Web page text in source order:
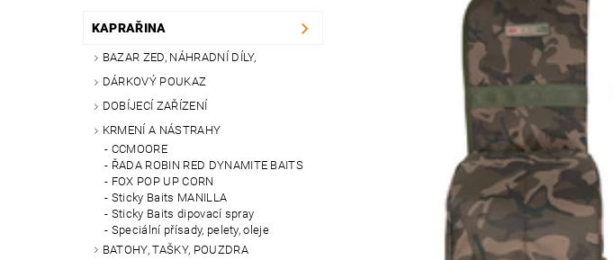
KAPRAŘINA
BAZAR ZED, NÁHRADNÍ DÍLY,
DÁRKOVÝ POUKAZ
DOBÍJECÍ ZAŘÍZENÍ
KRMENÍ A NÁSTRAHY
CCMOORE
ŘADA ROBIN RED DYNAMITE BAITS
FOX POP UP CORN
Sticky Baits MANILLA
Sticky Baits dipovací spray
Speciální přísady, pelety, oleje
BATOHY, TAŠKY, POUZDRA